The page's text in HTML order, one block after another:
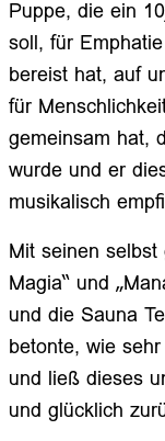
Puppe, die ein
soll, für
bereist hat, auf
für
gemeinsam hat,
wurde und er
musikalisch
Mit seinen selbst
Magia“ und
und die Sauna
betonte, wie
und ließ dieses
und glücklich